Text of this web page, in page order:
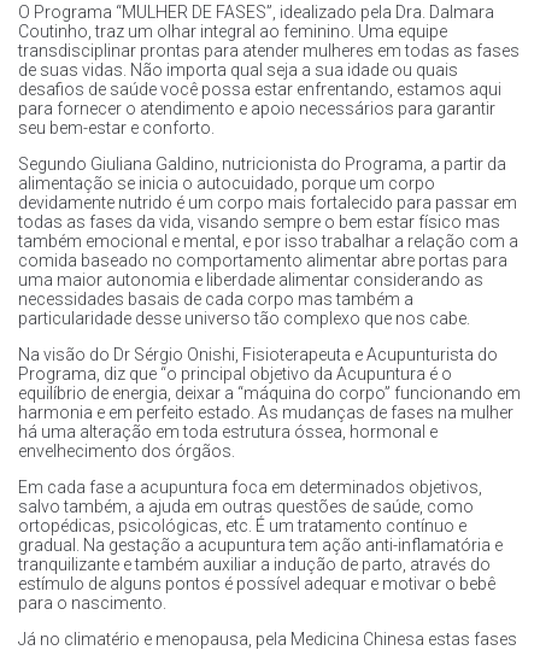
O Programa “MULHER DE FASES”, idealizado pela Dra. Dalmara
Coutinho, traz um olhar integral ao feminino. Uma equipe
transdisciplinar prontas para atender mulheres em todas as fases
de suas vidas. Não importa qual seja a sua idade ou quais
desafios de saúde você possa estar enfrentando, estamos aqui
para fornecer o atendimento e apoio necessários para garantir
seu bem-estar e conforto.
Segundo Giuliana Galdino, nutricionista do Programa, a partir da
alimentação se inicia o autocuidado, porque um corpo
devidamente nutrido é um corpo mais fortalecido para passar em
todas as fases da vida, visando sempre o bem estar físico mas
também emocional e mental, e por isso trabalhar a relação com a
comida baseado no comportamento alimentar abre portas para
uma maior autonomia e liberdade alimentar considerando as
necessidades basais de cada corpo mas também a
particularidade desse universo tão complexo que nos cabe.
Na visão do Dr Sérgio Onishi, Fisioterapeuta e Acupunturista do
Programa, diz que “o principal objetivo da Acupuntura é o
equilíbrio de energia, deixar a “máquina do corpo” funcionando em
harmonia e em perfeito estado. As mudanças de fases na mulher
há uma alteração em toda estrutura óssea, hormonal e
envelhecimento dos órgãos.
Em cada fase a acupuntura foca em determinados objetivos,
salvo também, a ajuda em outras questões de saúde, como
ortopédicas, psicológicas, etc. É um tratamento contínuo e
gradual. Na gestação a acupuntura tem ação anti-inflamatória e
tranquilizante e também auxiliar a indução de parto, através do
estímulo de alguns pontos é possível adequar e motivar o bebê
para o nascimento.
Já no climatério e menopausa, pela Medicina Chinesa estas fases